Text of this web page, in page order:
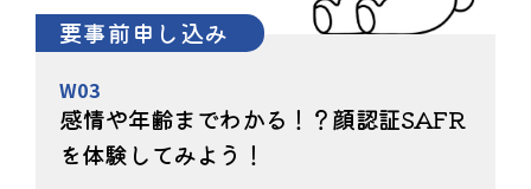
要事前申し込み
W03
感情や年齢までわかる！？顔認証SAFR
を体験してみよう！